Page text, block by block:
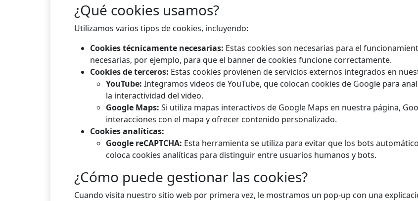
¿Qué cookies usamos?
Utilizamos varios tipos de cookies, incluyendo:
Cookies técnicamente necesarias: Estas cookies son necesarias para el
necesarias, por ejemplo, para que el banner de cookies funcione correctamente.
Cookies de terceros: Estas cookies provienen de servicios externos integrados en
YouTube: Integramos videos de YouTube, que colocan cookies de Google para
la interactividad del video.
Google Maps: Si utiliza mapas interactivos de Google Maps en nuestra página,
interacciones con el mapa y ofrecer contenido personalizado.
Cookies analíticas:
Google reCAPTCHA: Esta herramienta se utiliza para evitar que los bots
coloca cookies analíticas para distinguir entre usuarios humanos y bots.
¿Cómo puede gestionar las cookies?
Cuando visita nuestro sitio web por primera vez, le mostramos un pop-up con una